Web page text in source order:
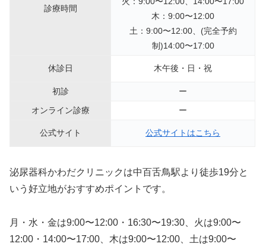
診療時間
木：9:00〜12:00
土：9:00〜12:00、(完全予約
制)14:00〜17:00
休診日 木午後・日・祝
初診
ー
オンライン診療
ー
公式サイト 公式サイトはこちら
泌尿器科かわだクリニックは中百舌鳥駅より徒歩19分と
いう好立地がおすすめポイントです。
月・水・金は9:00〜12:00・16:30〜19:30、火は9:00〜
12:00・14:00〜17:00、木は9:00〜12:00、土は9:00〜